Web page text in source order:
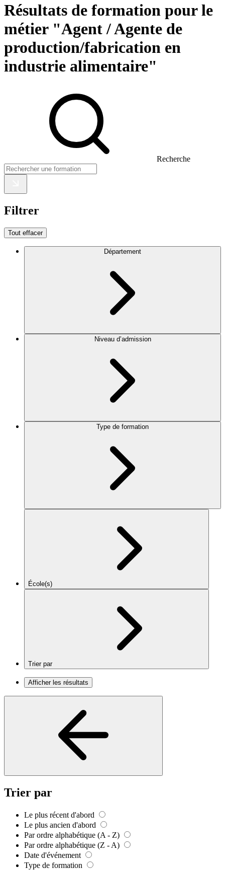
Résultats de formation pour le
métier "Agent / Agente de
production/fabrication en
industrie alimentaire"
Recherche
Filtrer
Tout effacer
Département
Niveau d’admission
Type de formation
École(s)
Trier par
Afficher les résultats
Trier par
Le plus récent d'abord
Le plus ancien d'abord
Par ordre alphabétique (A - Z)
Par ordre alphabétique (Z - A)
Date d'événement
Type de formation